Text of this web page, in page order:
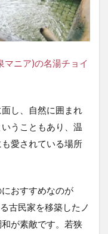
マニア)の名湯チョイ
し、自然に囲まれ
うこともあり、温
愛されている場所
におすすめなのが
古民家を移築したノ
が素敵です。若狭